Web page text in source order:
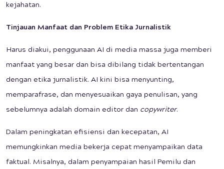
kejahatan.
Tinjauan Manfaat dan Problem Etika Jurnalistik
Harus diakui, penggunaan AI di media massa juga memberi
manfaat yang besar dan bisa dibilang tidak bertentangan
dengan etika jurnalistik. AI kini bisa menyunting,
memparafrase, dan menyesuaikan gaya penulisan, yang
sebelumnya adalah domain editor dan copywriter.
Dalam peningkatan efisiensi dan kecepatan, AI
memungkinkan media bekerja cepat menyampaikan data
faktual. Misalnya, dalam penyampaian hasil Pemilu dan